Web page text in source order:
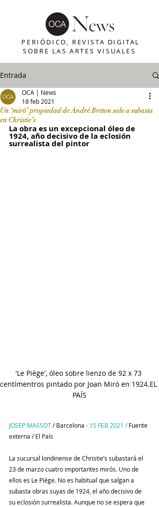
PERIÓDICO, REVISTA DIGITAL
SOBRE LAS ARTES VISUALES
Entrada
Un ‘miró’ propiedad de André Breton sale a subasta
en Christie’s
OCA | News
18 feb 2021
La obra es un excepcional óleo de
1924, año decisivo de la eclosión
surrealista del pintor
'Le Piège', óleo sobre lienzo de 92 x 73
centímentros pintado por Joan Miró en 1924.EL
PAÍS
JOSEP MASSOT / Barcelona - 15 FEB 2021 / Fuente
externa / El País
La sucursal londinense de Christie’s subastará el
23 de marzo cuatro importantes mirós. Uno de
ellos es Le Piège. No es habitual que salgan a
subasta obras suyas de 1924, el año decisivo de
su eclosión surrealista. Aunque no se espera que